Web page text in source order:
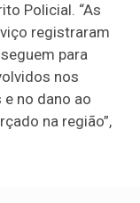
Policial. “As
registraram
para
nos
no dano ao
na região”,